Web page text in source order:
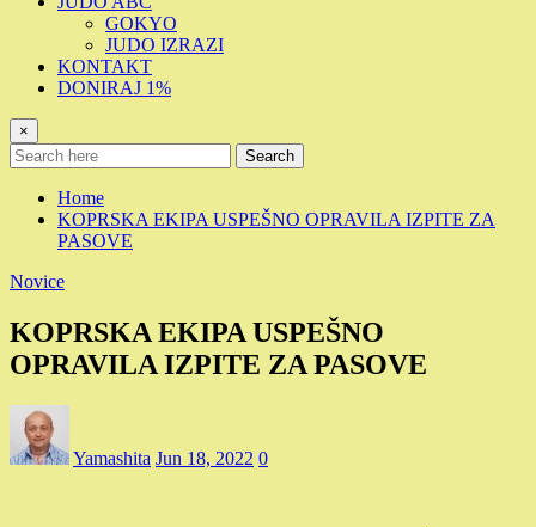
GOKYO
JUDO IZRAZI
KONTAKT
DONIRAJ 1%
×
Search
Home
KOPRSKA EKIPA USPEŠNO OPRAVILA IZPITE ZA
PASOVE
Novice
KOPRSKA EKIPA USPEŠNO
OPRAVILA IZPITE ZA PASOVE
Yamashita Jun 18, 2022 0